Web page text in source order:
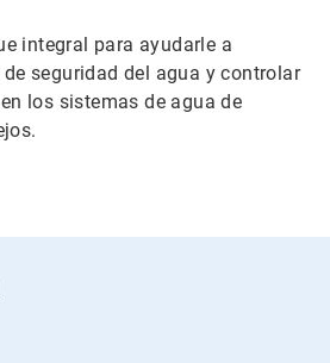
integral para ayudarle a
seguridad del agua y controlar
los sistemas de agua de